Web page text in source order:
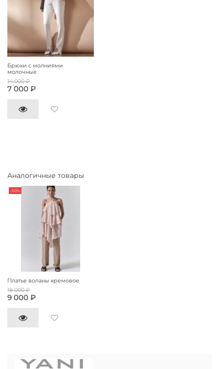
Брюки с молниями
молочные
14 000 ₽
7 000 ₽
Аналогичные товары
-50%
Платье воланы кремовое
18 000 ₽
9 000 ₽